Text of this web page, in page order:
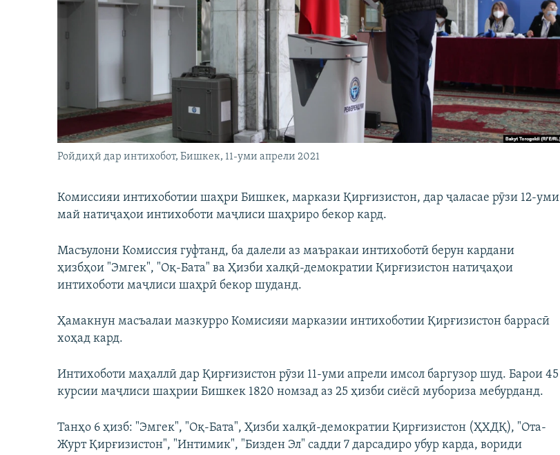
Ройдиҳӣ дар интихобот, Бишкек, 11-уми апрели 2021
Комиссияи интихоботии шаҳри Бишкек, маркази Қирғизистон, дар ҷаласае рӯзи 12-уми
май натиҷаҳои интихоботи маҷлиси шаҳриро бекор кард.
Масъулони Комиссия гуфтанд, ба далели аз маъракаи интихоботӣ берун кардани
ҳизбҳои "Эмгек", "Оқ-Бата" ва Ҳизби халқӣ-демократии Қирғизистон натиҷаҳои
интихоботи маҷлиси шаҳрӣ бекор шуданд.
Ҳамакнун масъалаи мазкурро Комисияи марказии интихоботии Қирғизистон баррасӣ
хоҳад кард.
Интихоботи маҳаллӣ дар Қирғизистон рӯзи 11-уми апрели имсол баргузор шуд. Барои 45
курсии маҷлиси шаҳрии Бишкек 1820 номзад аз 25 ҳизби сиёсӣ мубориза мебурданд.
Танҳо 6 ҳизб: "Эмгек", "Оқ-Бата", Ҳизби халқӣ-демократии Қирғизистон (ҲХДҚ), "Ота-
Журт Қирғизистон", "Интимик", "Бизден Эл" садди 7 дарсадиро убур карда, вориди